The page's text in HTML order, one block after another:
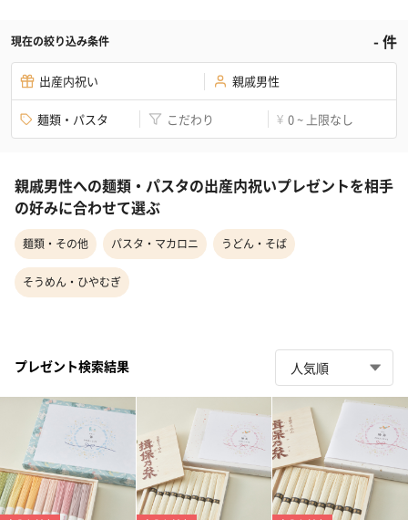
現在の絞り込み条件 -件
出産内祝い 親戚男性
麺類・パスタ こだわり ¥ 0 ~ 上限なし
親戚男性への麺類・パスタの出産内祝いプレゼントを相手
の好みに合わせて選ぶ
麺類・その他 パスタ・マカロニ うどん・そば
そうめん・ひやむぎ
プレゼント検索結果